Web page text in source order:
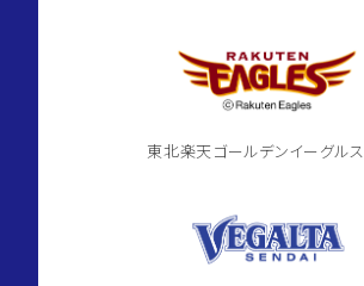
東北楽天ゴールデンイーグルス